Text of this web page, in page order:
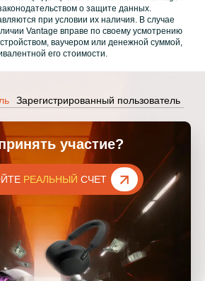
о защите данных.
при условии их наличия. В случае
Vantage вправе по своему усмотрению
ваучером или денежной суммой,
его стоимости.
Зарегистрированный пользователь
участие?
РЕАЛЬНЫЙ СЧЕТ